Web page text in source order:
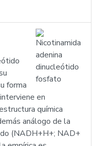
forma
en
química
análogo de la
(NADH+H+; NAD+